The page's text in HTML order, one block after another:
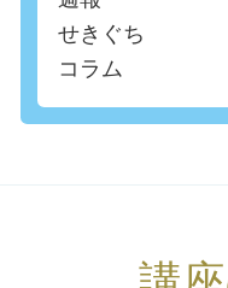
せきぐち
コラム